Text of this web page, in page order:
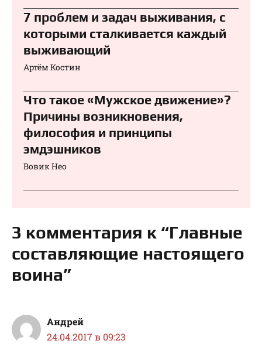
7 проблем и задач выживания, с
которыми сталкивается каждый
выживающий
Артём Костин
Что такое «Мужское движение»?
Причины возникновения,
философия и принципы
эмдэшников
Вовик Нео
3 комментария к “Главные
составляющие настоящего
воина”
Андрей
24.04.2017 в 09:23